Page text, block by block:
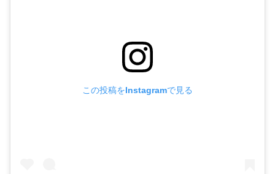
この投稿をInstagramで見る